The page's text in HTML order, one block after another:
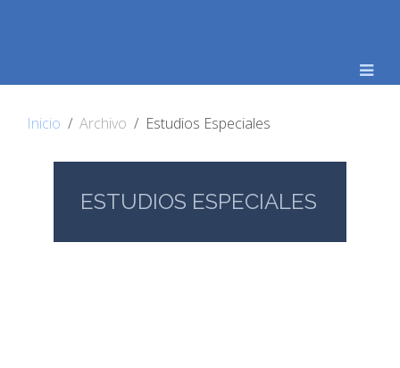
Inicio Archivo Estudios Especiales
ESTUDIOS ESPECIALES